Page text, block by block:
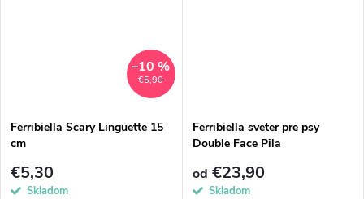
€5,90
–10 %
Ferribiella Scary Linguette 15
cm
€5,30
Skladom
Ferribiella sveter pre psy
Double Face Pila
od €23,90
Skladom